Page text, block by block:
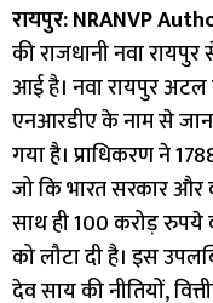
रायपुर: NRANVP
की राजधानी नवा
आई है। नवा रायपुर
एनआरडीए के नाम से
गया है। प्राधिकरण ने
जो कि भारत सरकार और
साथ ही 100 करोड़ रुपये
को लौटा दी है। इस
देव साय की नीतियों,